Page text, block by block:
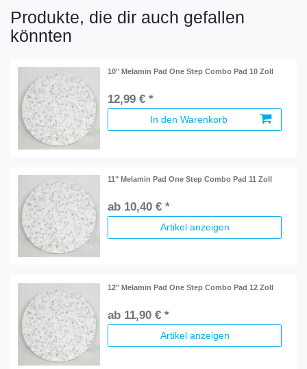
Produkte, die dir auch gefallen
könnten
10" Melamin Pad One Step Combo Pad 10 Zoll
12,99 € *
In den Warenkorb
11" Melamin Pad One Step Combo Pad 11 Zoll
ab 10,40 € *
Artikel anzeigen
12" Melamin Pad One Step Combo Pad 12 Zoll
ab 11,90 € *
Artikel anzeigen